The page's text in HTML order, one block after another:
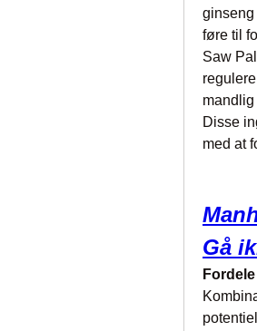
ginseng
føre til
Saw
Disse
med at
Gå